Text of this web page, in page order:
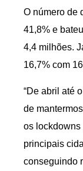
O número de
41,8% e
4,4 milhões.
16,7% com
“De abril até
de
os lockdowns
principais
conseguindo